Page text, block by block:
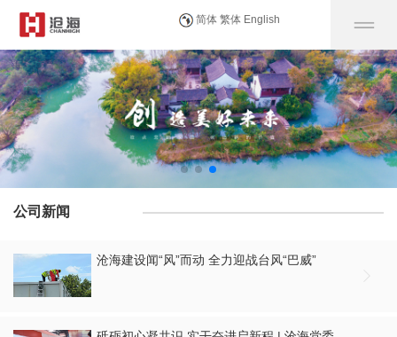
简体 繁体 English
公司新闻
沧海建设闻“风”而动 全力迎战台风“巴威”